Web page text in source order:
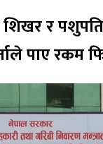
शिखर र
पाए रकम